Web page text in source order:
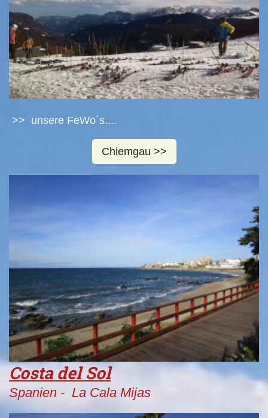
>> unsere FeWo´s....
Chiemgau >>
Costa del Sol
Spanien - La Cala Mijas